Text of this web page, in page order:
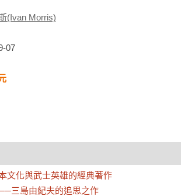
(Ivan Morris)
07
文化與武士英雄的經典著作
三島由紀夫的追思之作